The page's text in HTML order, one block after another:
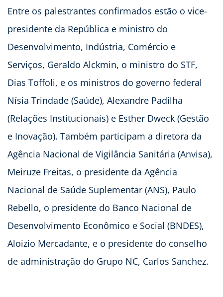
Entre os palestrantes confirmados estão o vice-
presidente da República e ministro do
Desenvolvimento, Indústria, Comércio e
Serviços, Geraldo Alckmin, o ministro do STF,
Dias Toffoli, e os ministros do governo federal
Nísia Trindade (Saúde), Alexandre Padilha
(Relações Institucionais) e Esther Dweck (Gestão
e Inovação). Também participam a diretora da
Agência Nacional de Vigilância Sanitária (Anvisa),
Meiruze Freitas, o presidente da Agência
Nacional de Saúde Suplementar (ANS), Paulo
Rebello, o presidente do Banco Nacional de
Desenvolvimento Econômico e Social (BNDES),
Aloizio Mercadante, e o presidente do conselho
de administração do Grupo NC, Carlos Sanchez.